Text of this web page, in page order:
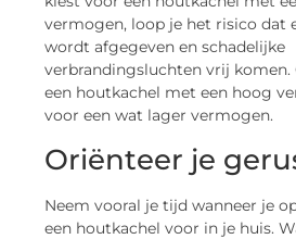
vermogen, loop je het risico dat
wordt afgegeven en schadelijke
verbrandingsluchten vrij komen.
een houtkachel met een hoog
voor een wat lager vermogen.
Oriënteer je
Neem vooral je tijd wanneer je
een houtkachel voor in je huis.